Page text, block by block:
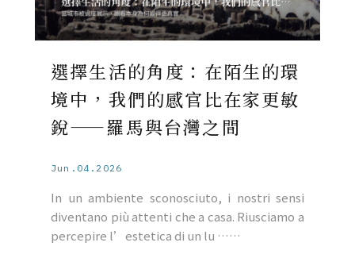
選擇生活的角度：在陌生的環
境中，我們的感官比在家更敏
銳——羅馬與台灣之間
Jun.04.2026
In un ambiente sconosciuto, i nostri sensi
diventano più attenti che a casa. Riusciamo a
percepire l’estetica di un lu ……